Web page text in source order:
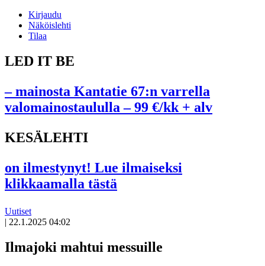
Kirjaudu
Näköislehti
Tilaa
LED IT BE
– mainosta Kantatie 67:n varrella
valomainostaululla – 99 €/kk + alv
KESÄLEHTI
on ilmestynyt! Lue ilmaiseksi
klikkaamalla tästä
Uutiset
| 22.1.2025 04:02
Ilmajoki mahtui messuille